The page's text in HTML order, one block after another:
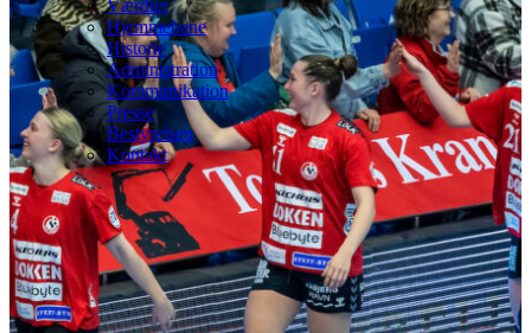
Værdier
Hjemmebane
Historie
Administration
Kommunikation
Presse
Bestyrelsen
Kontakt